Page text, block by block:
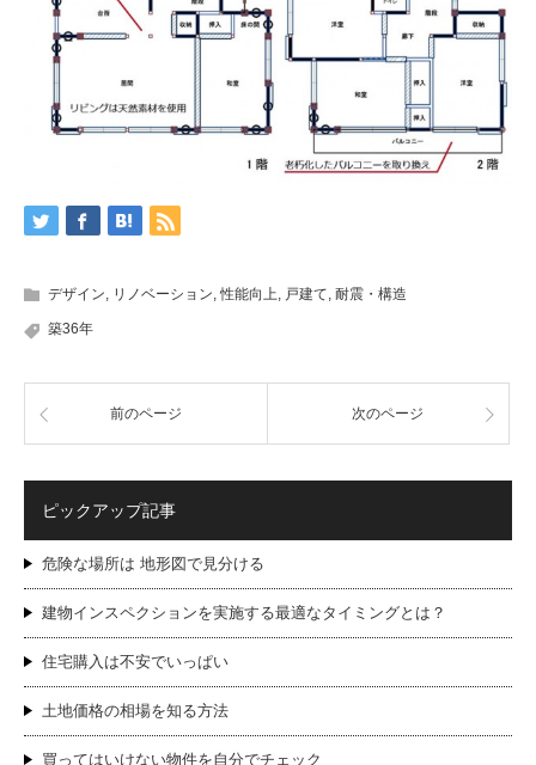
デザイン, リノベーション,性能向上, 戸建て, 耐震・構造
築36年
前のページ 次のページ
ピックアップ記事
危険な場所は 地形図で見分ける
建物インスペクションを実施する最適なタイミングとは？
住宅購入は不安でいっぱい
土地価格の相場を知る方法
買ってはいけない物件を自分でチェック